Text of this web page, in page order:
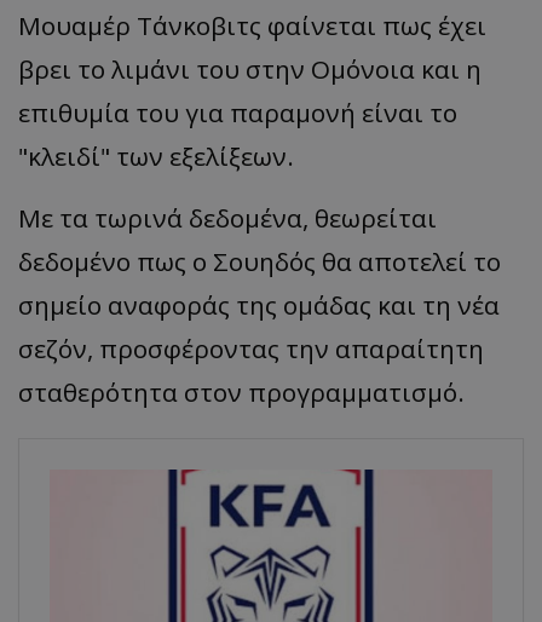
Μουαμέρ Τάνκοβιτς φαίνεται πως έχει
βρει το λιμάνι του στην Ομόνοια και η
επιθυμία του για παραμονή είναι το
"κλειδί" των εξελίξεων.
Με τα τωρινά δεδομένα, θεωρείται
δεδομένο πως ο Σουηδός θα αποτελεί το
σημείο αναφοράς της ομάδας και τη νέα
σεζόν, προσφέροντας την απαραίτητη
σταθερότητα στον προγραμματισμό.